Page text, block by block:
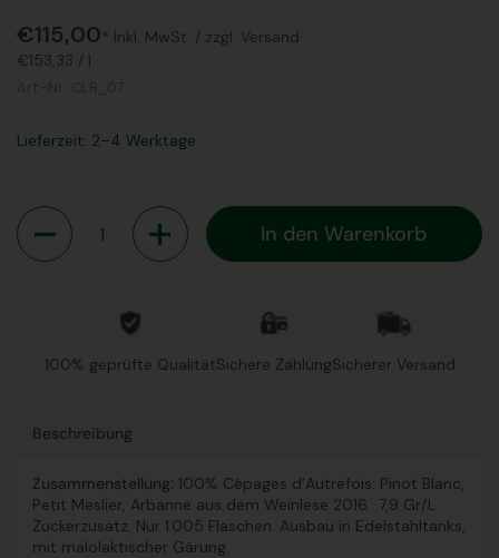
€115,00 * Inkl. MwSt. / zzgl. Versand
€153,33 / l
Lieferzeit: 2–4 Werktage
Anzahl
In den Warenkorb
100% geprüfte QualitätSichere ZahlungSicherer Versand
Beschreibung
Zusammenstellung: 100% Cépages d’Autrefois: Pinot Blanc,
Petit Meslier, Arbanne aus dem Weinlese 2016. 7,9 Gr/L
Zuckerzusatz. Nur 1.005 Flaschen. Ausbau in Edelstahltanks,
mit malolaktischer Gärung.